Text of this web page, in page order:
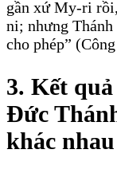
gần xứ My-ri
ni; nhưng
cho phép”
3. Kết
Ðức
khác